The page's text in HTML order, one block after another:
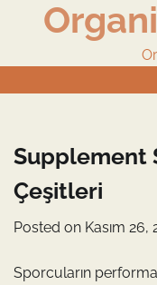
Supplement
Çeşitleri
Posted on Kasım 26,
Sporcuların